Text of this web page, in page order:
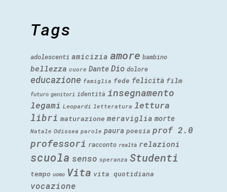
Tags
adolescenti amicizia amore bambino
bellezza cuore Dante Dio dolore
educazione famiglia fede felicità film
futuro genitori identità insegnamento
legami Leopardi letteratura lettura
libri maturazione meraviglia morte
Natale Odissea parole paura poesia prof 2.0
professori racconto realtà relazioni
scuola senso speranza Studenti
tempo uomo Vita vita quotidiana
vocazione